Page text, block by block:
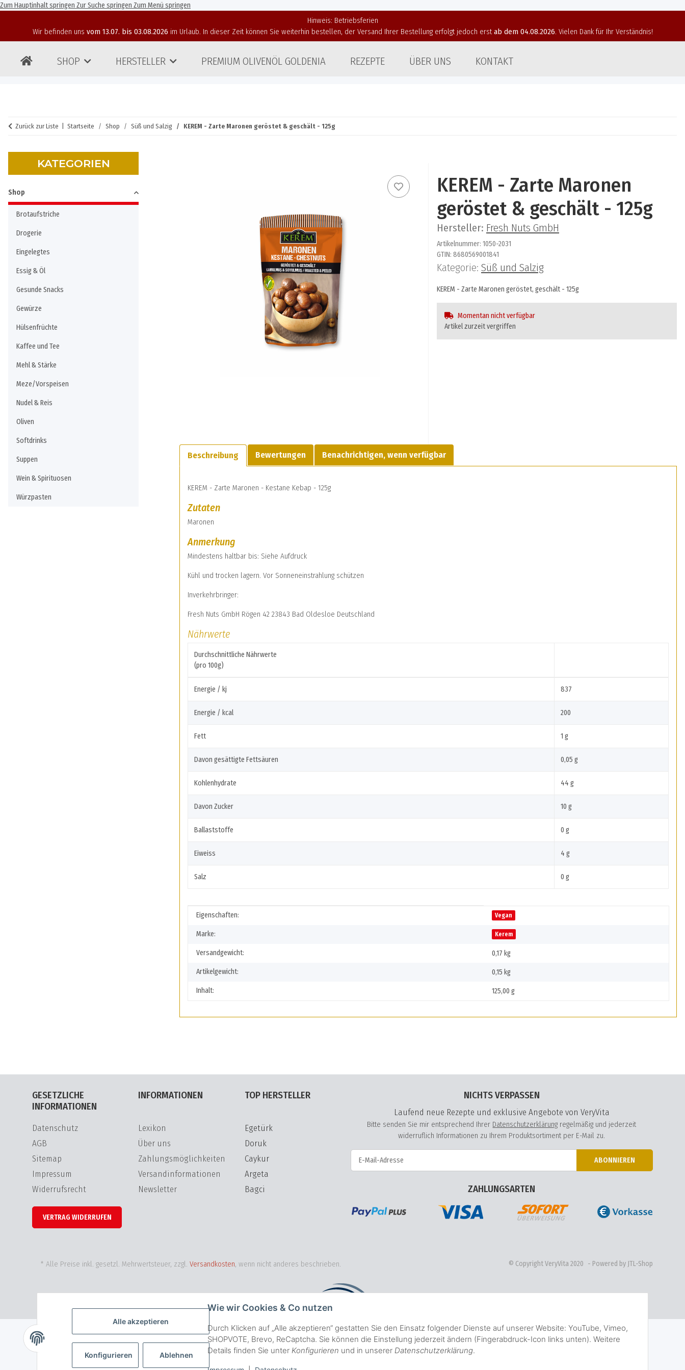
Zum Hauptinhalt springen Zur Suche springen Zum Menü springen
Alle akzeptieren
Konfigurieren Ablehnen
Wie wir Cookies & Co nutzen
Durch Klicken auf „Alle akzeptieren“ gestatten Sie den Einsatz folgender Dienste auf unserer Website: YouTube, Vimeo,
SHOPVOTE, Brevo, ReCaptcha. Sie können die Einstellung jederzeit ändern (Fingerabdruck-Icon links unten). Weitere
Details finden Sie unter Konfigurieren und in unserer Datenschutzerklärung.
Hinweis: Betriebsferien
Wir befinden uns vom 13.07. bis 03.08.2026 im Urlaub. In dieser Zeit können Sie weiterhin bestellen, der Versand Ihrer Bestellung erfolgt jedoch erstab dem 04.08.2026. Vielen Dank für Ihr Verständnis!
SHOP HERSTELLER PREMIUM OLIVENÖL GOLDENIA REZEPTE ÜBER UNS KONTAKT
Zurück zur Liste Startseite Shop Süß und Salzig KEREM - Zarte Maronen geröstet & geschält - 125g
KEREM - Zarte Maronen
geröstet & geschält - 125g
Hersteller: Fresh Nuts GmbH
Artikelnummer: 1050-2031
GTIN: 8680569001841
Kategorie: Süß und Salzig
KEREM - Zarte Maronen geröstet, geschält - 125g
Momentan nicht verfügbar
Artikel zurzeit vergriffen
Beschreibung Bewertungen Benachrichtigen, wenn verfügbar
KEREM - Zarte Maronen - Kestane Kebap - 125g
Zutaten
Maronen
Anmerkung
Mindestens haltbar bis: Siehe Aufdruck
Kühl und trocken lagern. Vor Sonneneinstrahlung schützen
Inverkehrbringer:
Fresh Nuts GmbH Rögen 42 23843 Bad Oldesloe Deutschland
Nährwerte
Durchschnittliche Nährwerte
(pro 100g)
Energie / kj 837
Energie / kcal 200
Fett 1 g
Davon gesättigte Fettsäuren 0,05 g
Kohlenhydrate 44 g
Davon Zucker 10 g
Ballaststoffe 0 g
Eiweiss 4 g
Salz 0 g
Produkteigenschaft
Wert
Eigenschaften: Vegan
Marke: Kerem
Versandgewicht: 0,17 kg
Artikelgewicht: 0,15 kg
Inhalt: 125,00 g
KATEGORIEN
Shop
Brotaufstriche
Drogerie
Eingelegtes
Essig & Öl
Gesunde Snacks
Gewürze
Hülsenfrüchte
Kaffee und Tee
Mehl & Stärke
Meze/Vorspeisen
Nudel & Reis
Oliven
Softdrinks
Suppen
Wein & Spirituosen
Würzpasten
GESETZLICHE
INFORMATIONEN
Datenschutz
AGB
Sitemap
Impressum
Widerrufsrecht
VERTRAG WIDERRUFEN
INFORMATIONEN
Lexikon
Über uns
Zahlungsmöglichkeiten
Versandinformationen
Newsletter
TOP HERSTELLER
Egetürk
Doruk
Caykur
Argeta
Bagci
NICHTS VERPASSEN
Laufend neue Rezepte und exklusive Angebote von VeryVita
Bitte senden Sie mir entsprechend Ihrer Datenschutzerklärung regelmäßig und jederzeit
widerruflich Informationen zu Ihrem Produktsortiment per E-Mail zu.
ABONNIEREN
ZAHLUNGSARTEN
* Alle Preise inkl. gesetzl. Mehrwertsteuer, zzgl. Versandkosten, wenn nicht anderes beschrieben. © Copyright VeryVita 2020 - Powered by JTL-Shop